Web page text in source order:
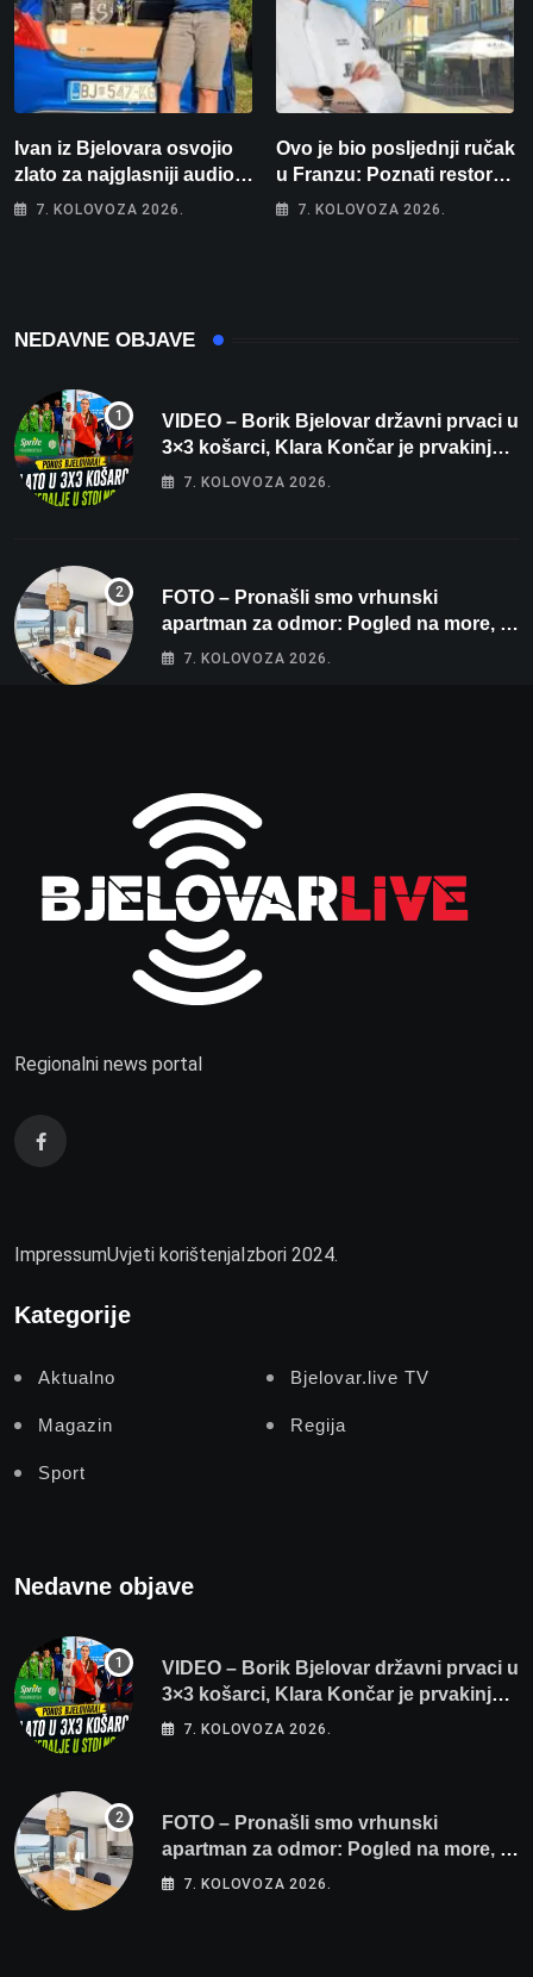
Ivan iz Bjelovara osvojio
zlato za najglasniji audio
sustav i srušio osobni
7. KOLOVOZA 2026.
Ovo je bio posljednji ručak
u Franzu: Poznati restoran
otišao u povijest, a
7. KOLOVOZA 2026.
NEDAVNE OBJAVE
VIDEO – Borik Bjelovar državni prvaci u
3×3 košarci, Klara Končar je prvakinja
Hrvatske u stolnom tenisu!
7. KOLOVOZA 2026.
FOTO – Pronašli smo vrhunski
apartman za odmor: Pogled na more, tri
spavaće sobe i terasa koja osvaja
7. KOLOVOZA 2026.
Regionalni news portal
ImpressumUvjeti korištenja Izbori 2024.
Kategorije
Aktualno Bjelovar.live TV
Magazin Regija
Sport
Nedavne objave
VIDEO – Borik Bjelovar državni prvaci u
3×3 košarci, Klara Končar je prvakinja
Hrvatske u stolnom tenisu!
7. KOLOVOZA 2026.
FOTO – Pronašli smo vrhunski
apartman za odmor: Pogled na more, tri
spavaće sobe i terasa koja osvaja
7. KOLOVOZA 2026.